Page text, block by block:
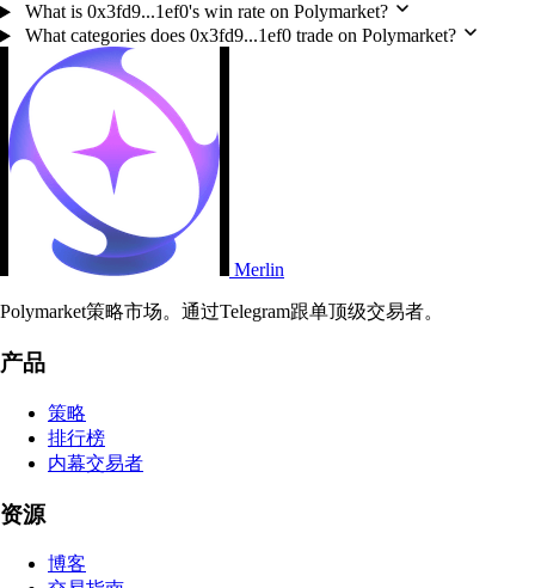
What is 0x3fd9...1ef0's win rate on Polymarket?
What categories does 0x3fd9...1ef0 trade on Polymarket?
Merlin
Polymarket策略市场。通过Telegram跟单顶级交易者。
产品
策略
排行榜
内幕交易者
资源
博客